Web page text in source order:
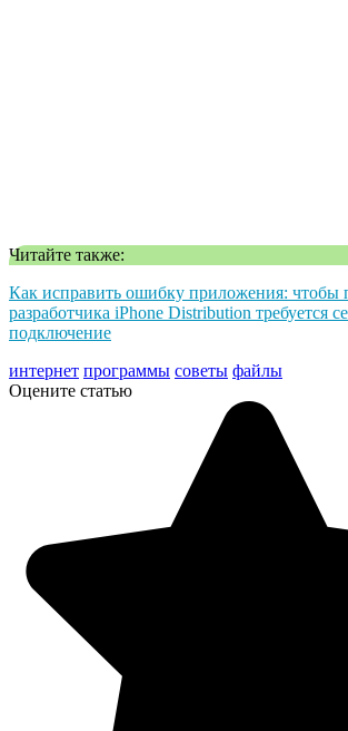
Читайте также:
Как исправить ошибку приложения: чтобы
разработчика iPhone Distribution требуется
подключение
интернет программы советы файлы
Оцените статью